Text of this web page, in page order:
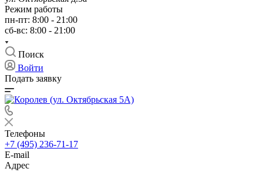
Режим работы
пн-пт: 8:00 - 21:00
сб-вс: 8:00 - 21:00
Поиск
Войти
Подать заявку
Телефоны
+7 (495) 236-71-17
E-mail
Адрес